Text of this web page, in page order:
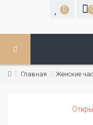
0 0
Главная Женские